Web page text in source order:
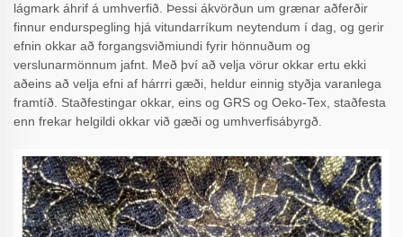
lágmark áhrif á umhverfið. Þessi ákvörðun um grænar aðferðir
finnur endurspegling hjá vitundarríkum neytendum í dag, og gerir
efnin okkar að forgangsviðmiundi fyrir hönnuðum og
verslunarmönnum jafnt. Með því að velja vörur okkar ertu ekki
aðeins að velja efni af hárrri gæði, heldur einnig styðja varanlega
framtíð. Staðfestingar okkar, eins og GRS og Oeko-Tex, staðfesta
enn frekar helgildi okkar við gæði og umhverfisábyrgð.